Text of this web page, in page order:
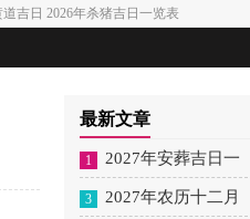
吉日 2026年杀猪吉日一览表
最新文章
1 2027年安葬吉日一
览表 2027年12月安葬吉
3 2027年农历十二月